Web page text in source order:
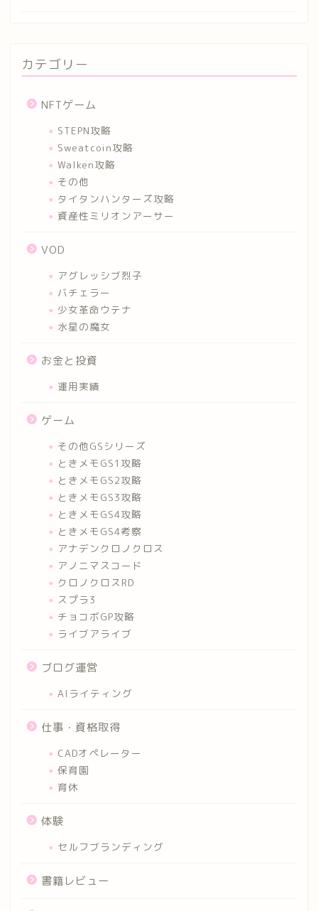
カテゴリー
NFTゲーム
STEPN攻略
Sweatcoin攻略
Walken攻略
その他
タイタンハンターズ攻略
資産性ミリオンアーサー
VOD
アグレッシブ烈子
バチェラー
少女革命ウテナ
水星の魔女
お金と投資
運用実績
ゲーム
その他GSシリーズ
ときメモGS1攻略
ときメモGS2攻略
ときメモGS3攻略
ときメモGS4攻略
ときメモGS4考察
アナデンクロノクロス
アノニマスコード
クロノクロスRD
スプラ3
チョコボGP攻略
ライブアライブ
ブログ運営
AIライティング
仕事・資格取得
CADオペレーター
保育園
育休
体験
セルフブランディング
書籍レビュー